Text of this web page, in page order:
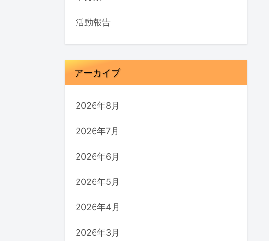
活動報告
アーカイブ
2026年8月
2026年7月
2026年6月
2026年5月
2026年4月
2026年3月